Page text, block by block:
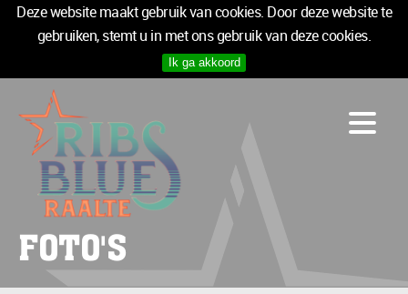
Deze website maakt gebruik van cookies. Door deze website te
gebruiken, stemt u in met ons gebruik van deze cookies.
Ik ga akkoord
PROGRAMMA
LOGIES
INFO
MEDIA
TICKETS
SPONSOREN
FOTO'S